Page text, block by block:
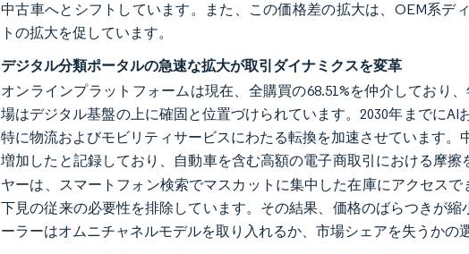
中古車へとシフトしています。また、この価格差の拡大は、OEM系デ
トの拡大を促しています。
デジタル分類ポータルの急速な拡大が取引ダイナミクスを変革
オンラインプラットフォームは現在、全購買の68.51%を仲介しており
場はデジタル基盤の上に確固と位置づけられています。2030年までにAI
特に物流およびモビリティサービスにわたる転換を加速させています。
増加したと記録しており、自動車を含む高額の電子商取引における摩擦
ヤーは、スマートフォン検索でマスカットに集中した在庫にアクセス
下見の従来の必要性を排除しています。その結果、価格のばらつきが
ーラーはオムニチャネルモデルを取り入れるか、市場シェアを失うかの